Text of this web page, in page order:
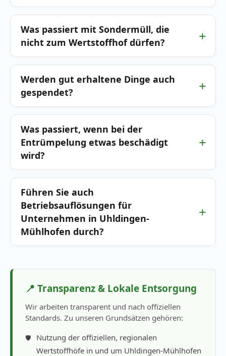
Was passiert mit Sondermüll, die
nicht zum Wertstoffhof dürfen?
Werden gut erhaltene Dinge auch
gespendet?
Was passiert, wenn bei der
Entrümpelung etwas beschädigt
wird?
Führen Sie auch
Betriebsauflösungen für
Unternehmen in Uhldingen-
Mühlhofen durch?
📍 Transparenz & Lokale Entsorgung
Wir arbeiten transparent und nach offiziellen
Standards. Zu unseren Grundsätzen gehören:
Nutzung der offiziellen, regionalen
Wertstoffhöfe in und um Uhldingen-Mühlhofen